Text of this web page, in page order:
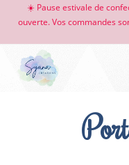
☀️ Pause estivale de
ouverte. Vos commandes